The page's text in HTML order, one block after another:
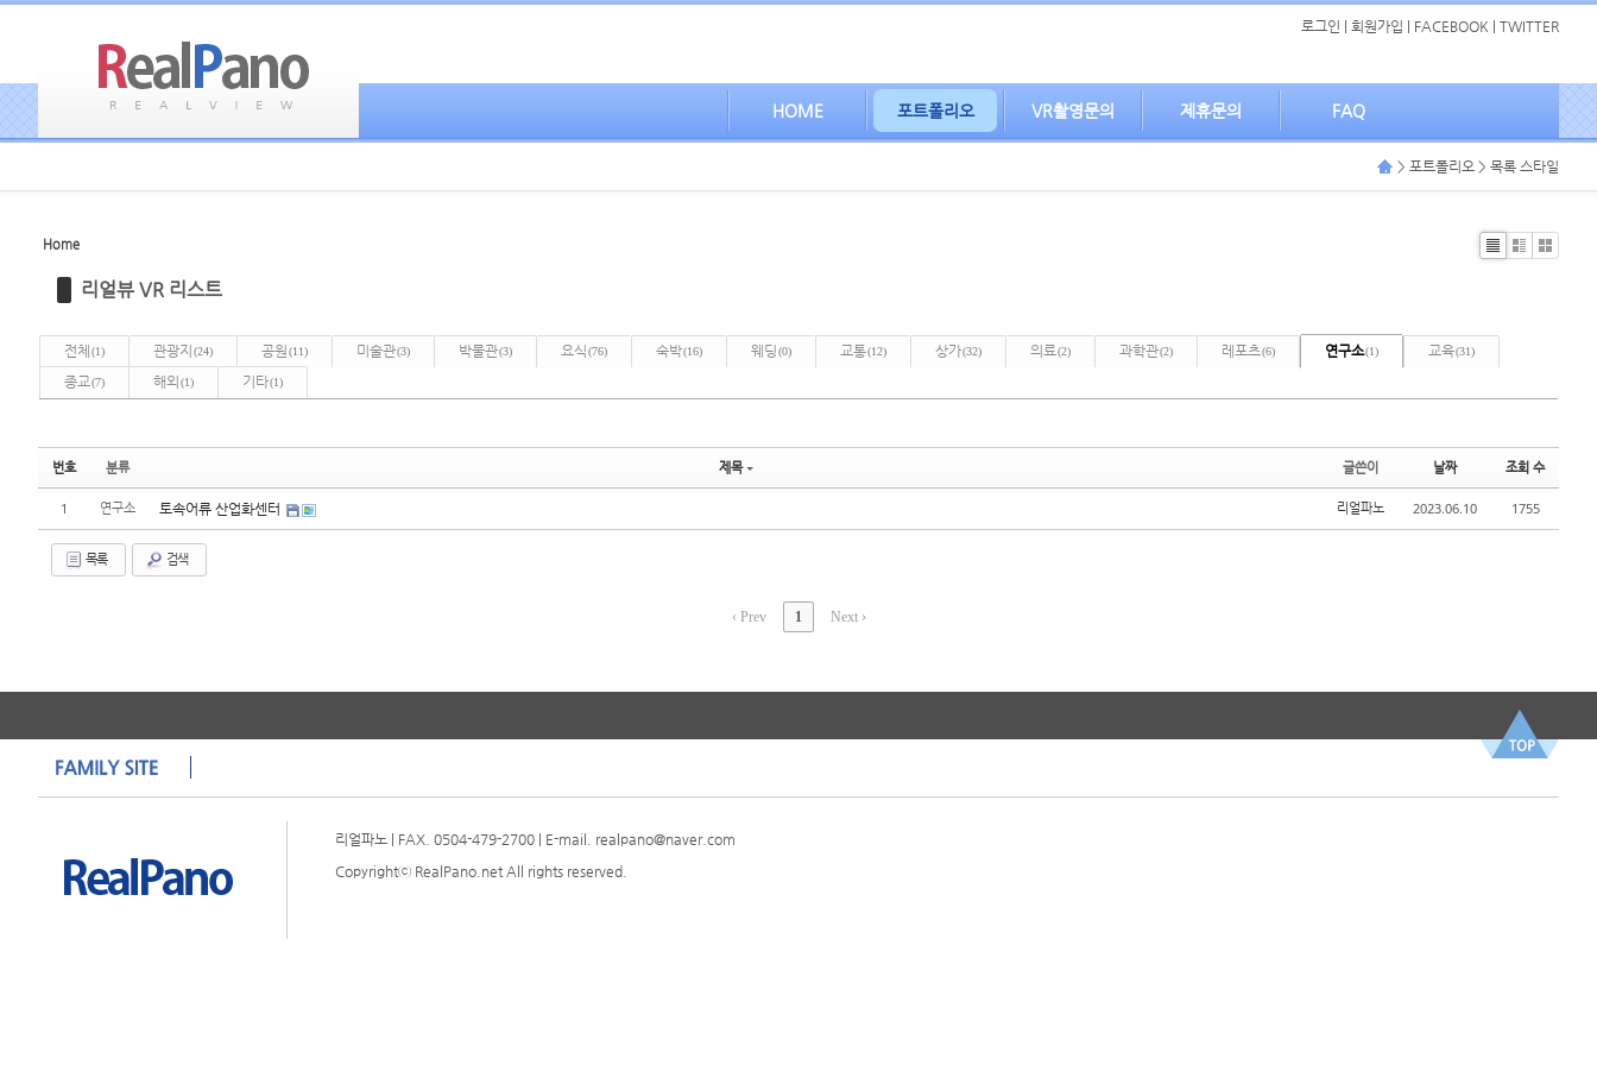
로그인 회원가입 FACEBOOK TWITTER
HOME 포트폴리오 VR촬영문의 제휴문의 FAQ
> 포트폴리오 > 목록 스타일
Home
리얼뷰 VR 리스트
전체 (1) 관광지 (24) 공원 (11) 미술관(3) 박물관(3) 요식(76) 숙박(16) 웨딩(0) 교통(12) 상가(32) 의료(2) 과학관(2) 레포츠(6) 연구소(1) 교육(31)
종교(7) 해외 (1) 기타(1)
List ZineGallery
번호 분류 제목 글쓴이 날짜 조회 수
1 연구소 토속어류 산업화센터 리얼파노 2023.06.10 1755
목록 검색
‹ Prev 1 Next ›
Sketchbook5, 스케치북5
Sketchbook5, 스케치북5
Sketchbook5, 스케치북5
Sketchbook5, 스케치북5
리얼파노 | FAX. 0504-479-2700 | E-mail. realpano@naver.com
Copyrightⓒ RealPano.net All rights reserved.